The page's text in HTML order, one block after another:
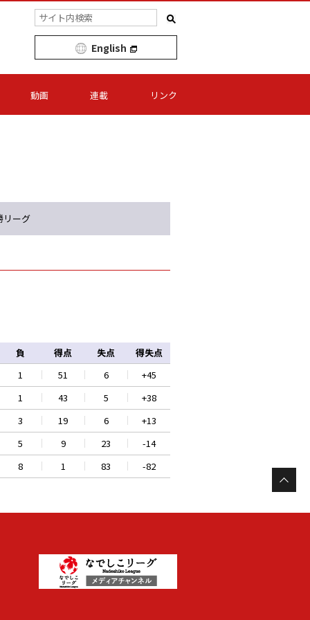
English
動画 連載 リンク
リーグ
負 得点 失点
得失点
1
51 6
+45
1
43 5
+38
3
19 6
+13
5
9 23
-14
8
1 83 -82